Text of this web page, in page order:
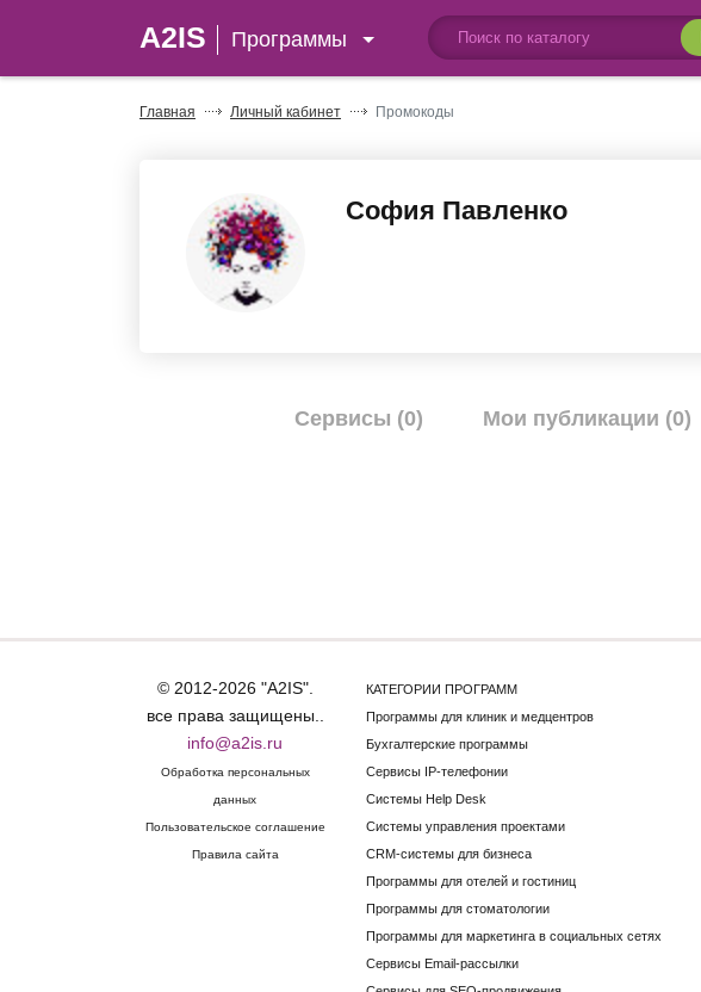
A2IS Программы
Главная Личный кабинет Промокоды
София Павленко
Сервисы (0) Мои публикации (0)
© 2012-2026 "A2IS".
все права защищены..
info@a2is.ru
Обработка персональных
данных
Пользовательское соглашение
Правила сайта
КАТЕГОРИИ ПРОГРАММ
Программы для клиник и медцентров
Бухгалтерские программы
Сервисы IP-телефонии
Системы Help Desk
Системы управления проектами
CRM-системы для бизнеса
Программы для отелей и гостиниц
Программы для стоматологии
Программы для маркетинга в социальных сетях
Сервисы Email-рассылки